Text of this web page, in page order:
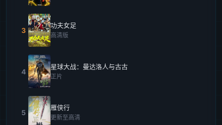
3
功夫女足
高清版
4
星球大战：曼达洛人与古古
正片
5
雁侠行
更新至高清